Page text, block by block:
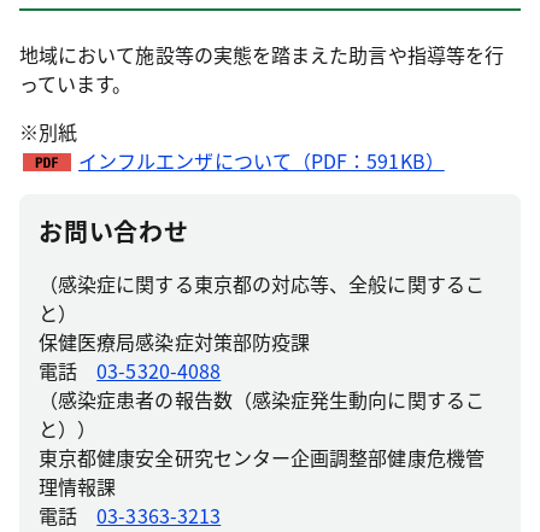
地域において施設等の実態を踏まえた助言や指導等を行
っています。
※別紙
インフルエンザについて（PDF：591KB）
お問い合わせ
（感染症に関する東京都の対応等、全般に関するこ
と）
保健医療局感染症対策部防疫課
電話03-5320-4088
（感染症患者の報告数（感染症発生動向に関するこ
と））
東京都健康安全研究センター企画調整部健康危機管
理情報課
電話03-3363-3213